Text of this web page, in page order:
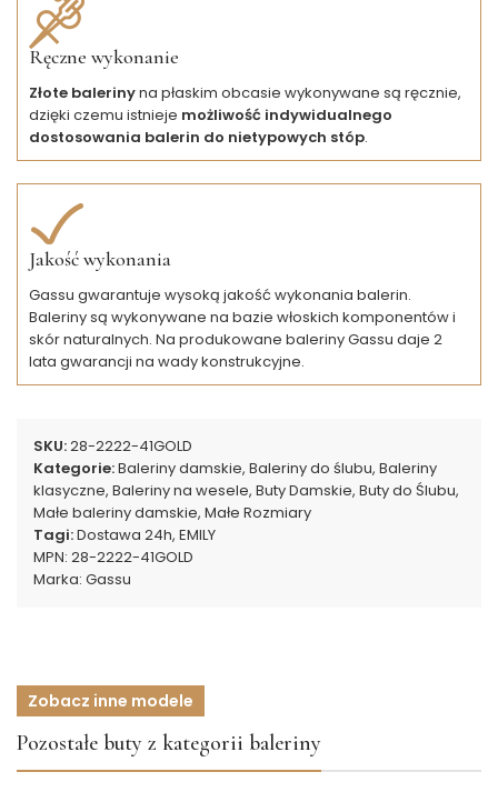
Ręczne wykonanie
Złote balerinyna płaskim obcasie wykonywane są ręcznie,
dzięki czemu istnieje możliwość indywidualnego
dostosowania balerin do nietypowych stóp.
Jakość wykonania
Gassu gwarantuje wysoką jakość wykonania balerin.
Baleriny są wykonywane na bazie włoskich komponentów i
skór naturalnych. Na produkowane baleriny Gassu daje 2
lata gwarancji na wady konstrukcyjne.
SKU:28-2222-41GOLD
Kategorie:Baleriny damskie, Baleriny do ślubu, Baleriny
klasyczne, Baleriny na wesele, Buty Damskie, Buty do Ślubu,
Małe baleriny damskie, Małe Rozmiary
Tagi:Dostawa 24h, EMILY
MPN: 28-2222-41GOLD
Marka: Gassu
Zobacz inne modele
Pozostałe buty z kategorii baleriny